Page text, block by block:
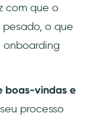
com que o
o que
onboarding
boas-vindas e
processo